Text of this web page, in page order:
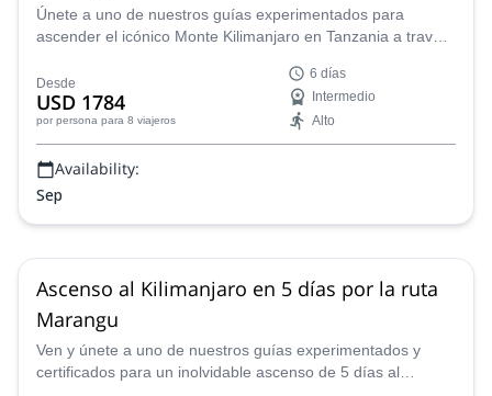
Únete a uno de nuestros guías experimentados para
ascender el icónico Monte Kilimanjaro en Tanzania a través
Desde
USD 1784
por persona para 8 viajeros
6 días
Intermedio
Alto
Availability:
Sep
Ascenso al Kilimanjaro en 5 días por la ruta
Marangu
Ven y únete a uno de nuestros guías experimentados y
certificados para un inolvidable ascenso de 5 días al